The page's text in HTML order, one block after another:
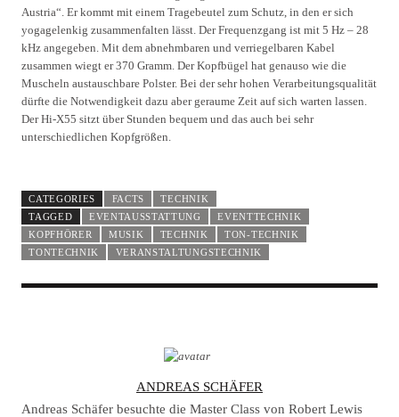
Austria“. Er kommt mit einem Tragebeutel zum Schutz, in den er sich
yogagelenkig zusammenfalten lässt. Der Frequenzgang ist mit 5 Hz – 28
kHz angegeben. Mit dem abnehmbaren und verriegelbaren Kabel
zusammen wiegt er 370 Gramm. Der Kopfbügel hat genauso wie die
Muscheln austauschbare Polster. Bei der sehr hohen Verarbeitungsqualität
dürfte die Notwendigkeit dazu aber geraume Zeit auf sich warten lassen.
Der Hi-X55 sitzt über Stunden bequem und das auch bei sehr
unterschiedlichen Kopfgrößen.
CATEGORIES FACTS
TECHNIK
TAGGED
EVENTAUSSTATTUNG
EVENTTECHNIK
KOPFHÖRER
MUSIK TECHNIK
TON-TECHNIK
TONTECHNIK
VERANSTALTUNGSTECHNIK
U
ANDREAS SCHÄFER
Andreas Schäfer besuchte die Master Class von Robert Lewis